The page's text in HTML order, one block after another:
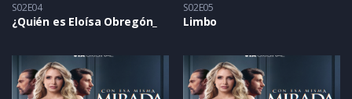
S02E04
¿Quién es Eloísa Obregón_
S02E05
Limbo